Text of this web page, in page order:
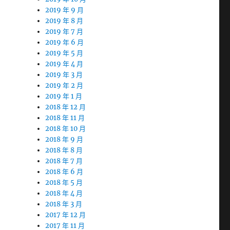
2019 年 9 月
2019 年 8 月
2019 年 7 月
2019 年 6 月
2019 年 5 月
2019 年 4 月
2019 年 3 月
2019 年 2 月
2019 年 1 月
2018 年 12 月
2018 年 11 月
2018 年 10 月
2018 年 9 月
2018 年 8 月
2018 年 7 月
2018 年 6 月
2018 年 5 月
2018 年 4 月
2018 年 3 月
2017 年 12 月
2017 年 11 月